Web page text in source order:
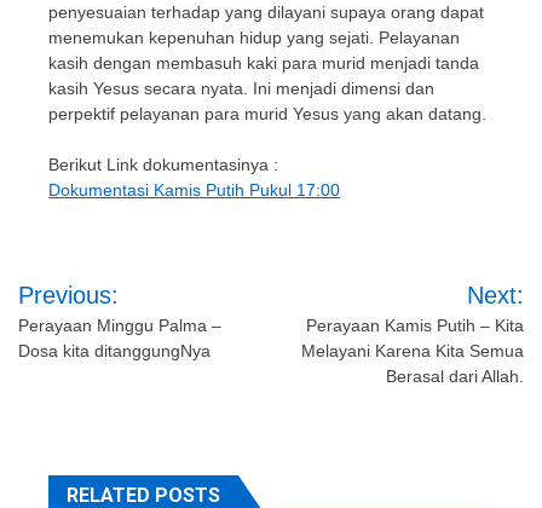
penyesuaian terhadap yang dilayani supaya orang dapat
menemukan kepenuhan hidup yang sejati. Pelayanan
kasih dengan membasuh kaki para murid menjadi tanda
kasih Yesus secara nyata. Ini menjadi dimensi dan
perpektif pelayanan para murid Yesus yang akan datang.
Berikut Link dokumentasinya :
Dokumentasi Kamis Putih Pukul 17:00
Post
navigation
Previous:
Perayaan Minggu Palma –
Dosa kita ditanggungNya
Next:
Perayaan Kamis Putih – Kita
Melayani Karena Kita Semua
Berasal dari Allah.
RELATED POSTS